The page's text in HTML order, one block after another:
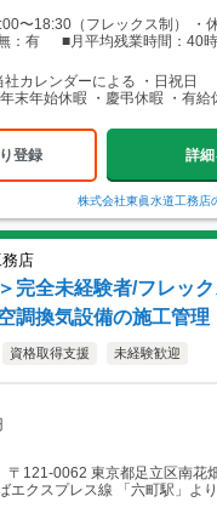
〜18:30（フレックス制） ・
：有 ■月平均残業時間：40
社カレンダーによる ・日祝日
末年始休暇 ・慶弔休暇 ・有給
登録 詳細
株式会社東眞水道工務店
店
完全未経験者/フレッ
調換気設備の施工管理
資格取得支援 未経験歓迎
〒121-0062 東京都足立区南花
エクスプレス線 「六町駅」よ